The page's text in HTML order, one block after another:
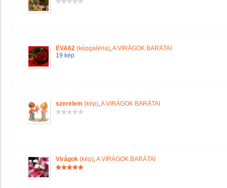
ÉVA62 (képgaléria),A VIRÁGOK BARÁTAI
19 kép
szerelem (kép),A VIRÁGOK BARÁTAI
Virágok (kép),A VIRÁGOK BARÁTAI